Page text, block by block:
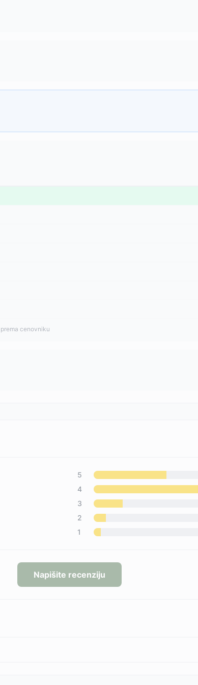
cenovniku
5
4
3
2
1
Napišite recenziju